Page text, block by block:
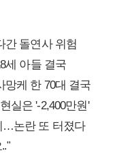
간 돌연사 위험
세 아들 결국
케 한 70대 결국
실은 '-2,400만원'
…논란 또 터졌다